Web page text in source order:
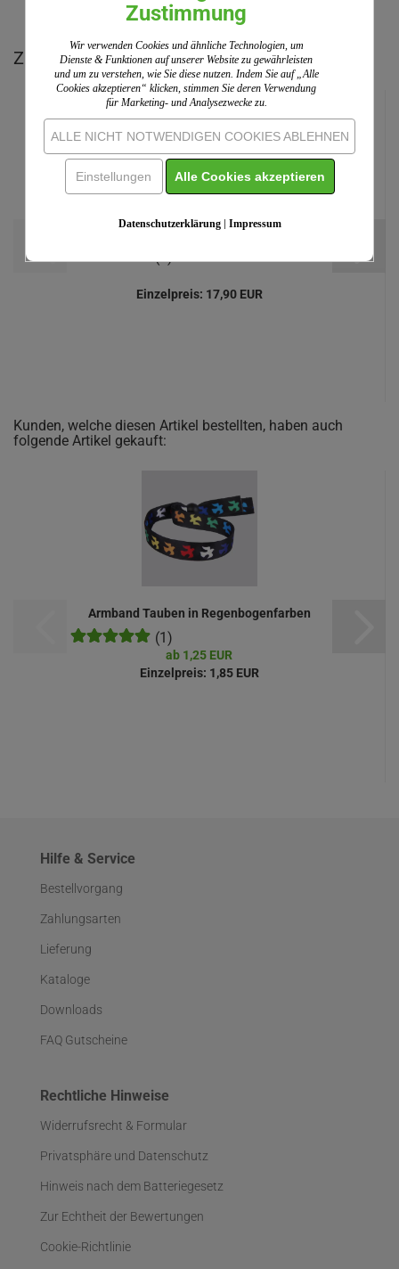
Zu diesem Produkt empfehlen wir Ihnen:
Himmelsbote - Engel Skulptur 13,5 cm
(1)
Einzelpreis: 17,90 EUR
Kunden, welche diesen Artikel bestellten, haben auch
folgende Artikel gekauft:
Armband Tauben in Regenbogenfarben
(1)
ab 1,25 EUR
Einzelpreis: 1,85 EUR
Hilfe & Service
Bestellvorgang
Zahlungsarten
Lieferung
Kataloge
Downloads
FAQ Gutscheine
Rechtliche Hinweise
Widerrufsrecht & Formular
Privatsphäre und Datenschutz
Hinweis nach dem Batteriegesetz
Zur Echtheit der Bewertungen
Cookie-Richtlinie
Zustimmung
Wir verwenden Cookies und ähnliche Technologien, um
Dienste & Funktionen auf unserer Website zu gewährleisten
und um zu verstehen, wie Sie diese nutzen. Indem Sie auf „Alle
Cookies akzeptieren“ klicken, stimmen Sie deren Verwendung
für Marketing- und Analysezwecke zu.
ALLE NICHT NOTWENDIGEN COOKIES ABLEHNEN
Einstellungen Alle Cookies akzeptieren
Datenschutzerklärung| Impressum